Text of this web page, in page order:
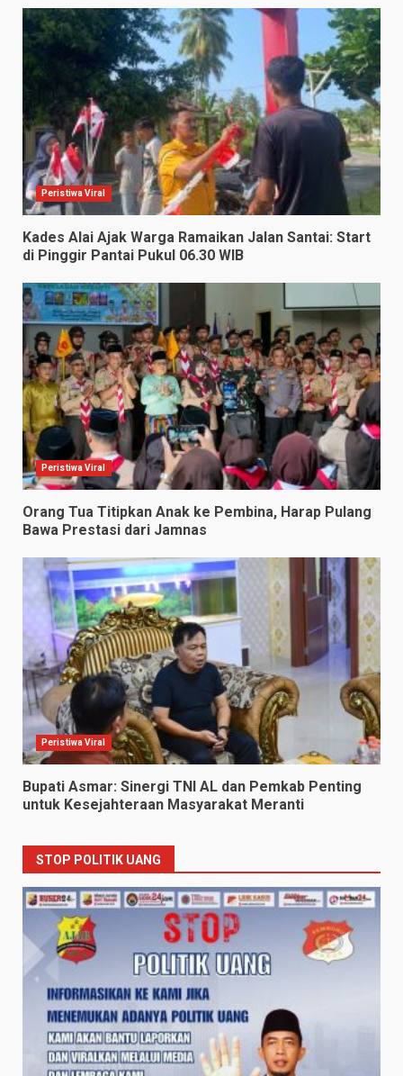
Peristiwa Viral
Kades Alai Ajak Warga Ramaikan Jalan Santai: Start
di Pinggir Pantai Pukul 06.30 WIB
Peristiwa Viral
Orang Tua Titipkan Anak ke Pembina, Harap Pulang
Bawa Prestasi dari Jamnas
Peristiwa Viral
Bupati Asmar: Sinergi TNI AL dan Pemkab Penting
untuk Kesejahteraan Masyarakat Meranti
STOP POLITIK UANG